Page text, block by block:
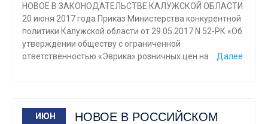
НОВОЕ В ЗАКОНОДАТЕЛЬСТВЕ КАЛУЖСКОЙ ОБЛАСТИ
20 июня 2017 года Приказ Министерства конкурентной
политики Калужской области от 29.05.2017 N 52-РК «Об
утверждении обществу с ограниченной
ответственностью «Эврика» розничных цен на
Далее
ИЮН
НОВОЕ В РОССИЙСКОМ